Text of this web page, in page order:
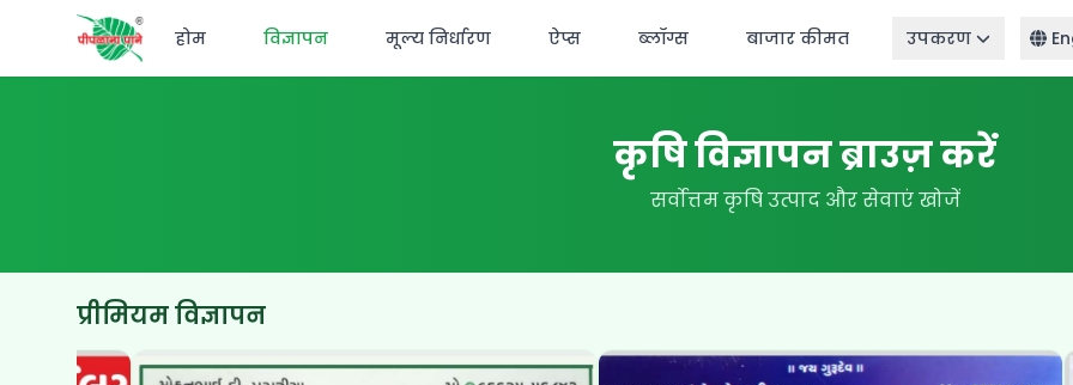
होम विज्ञापन मूल्य निर्धारण ऐप्स ब्लॉग्स बाजार कीमत उपकरण
कृषि विज्ञापन ब्राउज़ करें
सर्वोत्तम कृषि उत्पाद और सेवाएं खोजें
प्रीमियम विज्ञापन